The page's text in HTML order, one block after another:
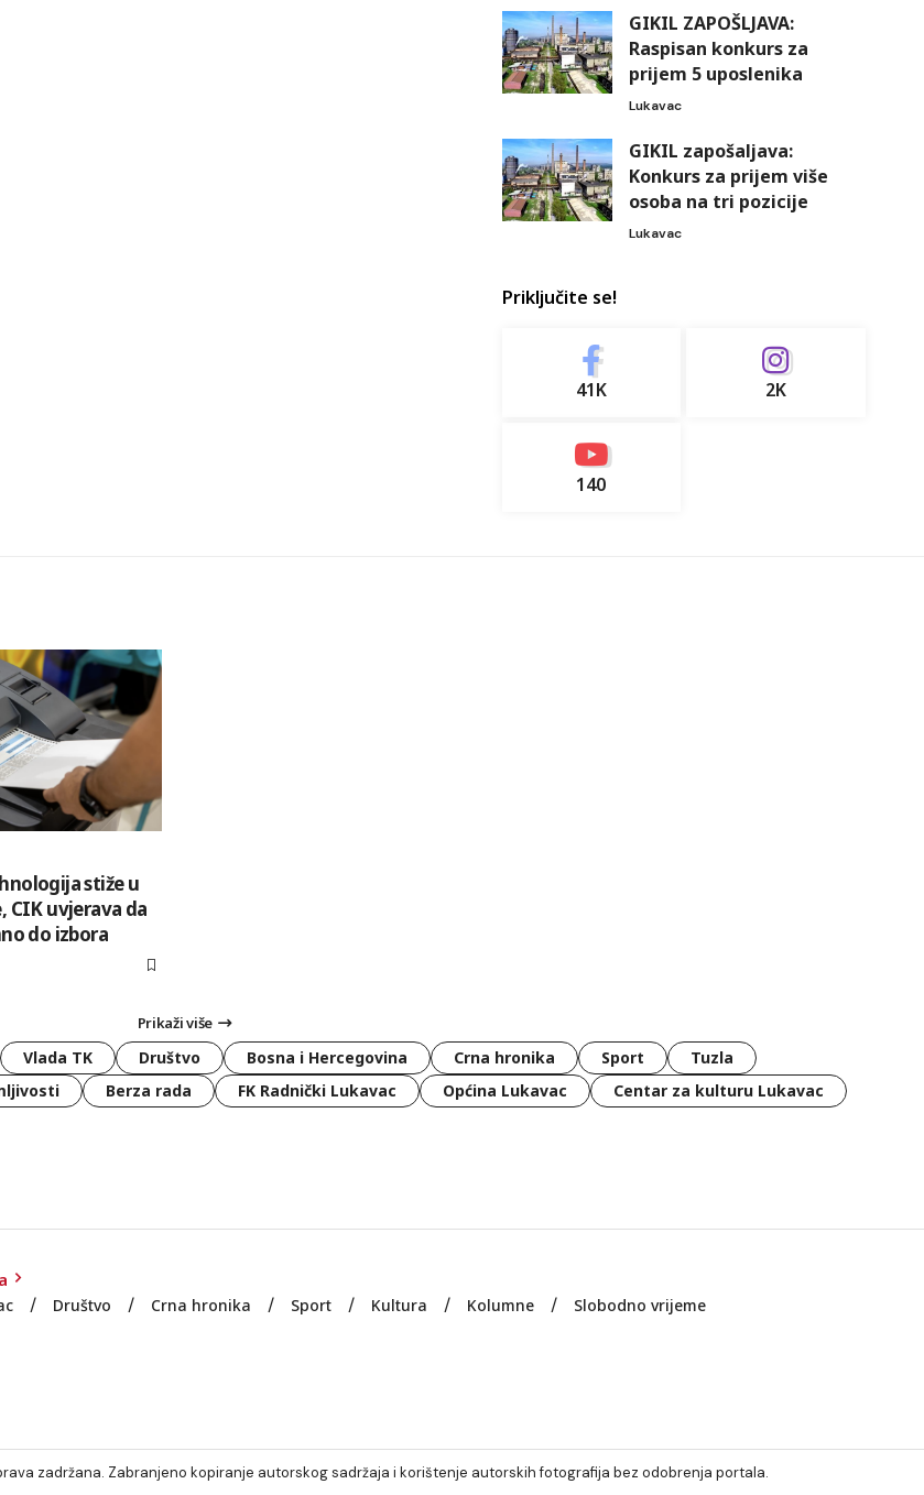
GIKIL ZAPOŠLJAVA:
Raspisan konkurs za
prijem 5 uposlenika
Lukavac
GIKIL zapošaljava:
Konkurs za prijem više
osoba na tri pozicije
Lukavac
Priključite se!
41K 2K
140
stiže u
CIK uvjerava da
do izbora
Prikaži više
Vlada TK Društvo Bosna i Hercegovina Crna hronika Sport
Tuzla
Berza rada FK Radnički Lukavac Općina Lukavac
Centar za kulturu Lukavac
Društvo Crna hronika Sport Kultura Kolumne Slobodno vrijeme
zadržana. Zabranjeno kopiranje autorskog sadržaja i korištenje autorskih fotografija bez odobrenja portala.